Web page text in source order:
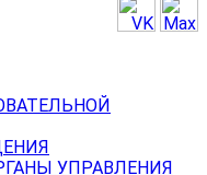
УПРАВЛЕНИЯ